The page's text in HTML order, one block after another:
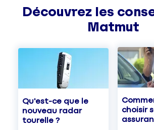
Découvrez les
Matmut
Qu'est-ce que le
nouveau radar
tourelle ?
choisir